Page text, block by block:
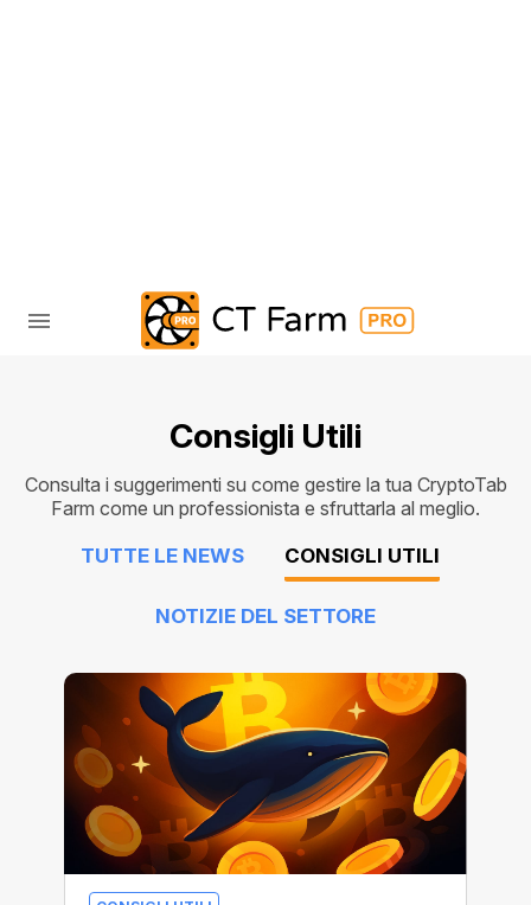
Consigli Utili
Consulta i suggerimenti su come gestire la tua CryptoTab
Farm come un professionista e sfruttarla al meglio.
TUTTE LE NEWS
CONSIGLI UTILI
NOTIZIE DEL SETTORE